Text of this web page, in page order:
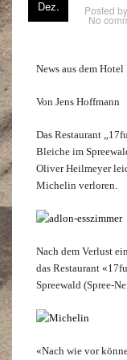
Dez. Posted
No
News aus dem
Von Jens Hoffmann
Das Restaurant
Bleiche im
Oliver Heilmeyer
Michelin verloren.
Nach dem Verlust
das Restaurant
Spreewald (Spree-
«Nach wie vor